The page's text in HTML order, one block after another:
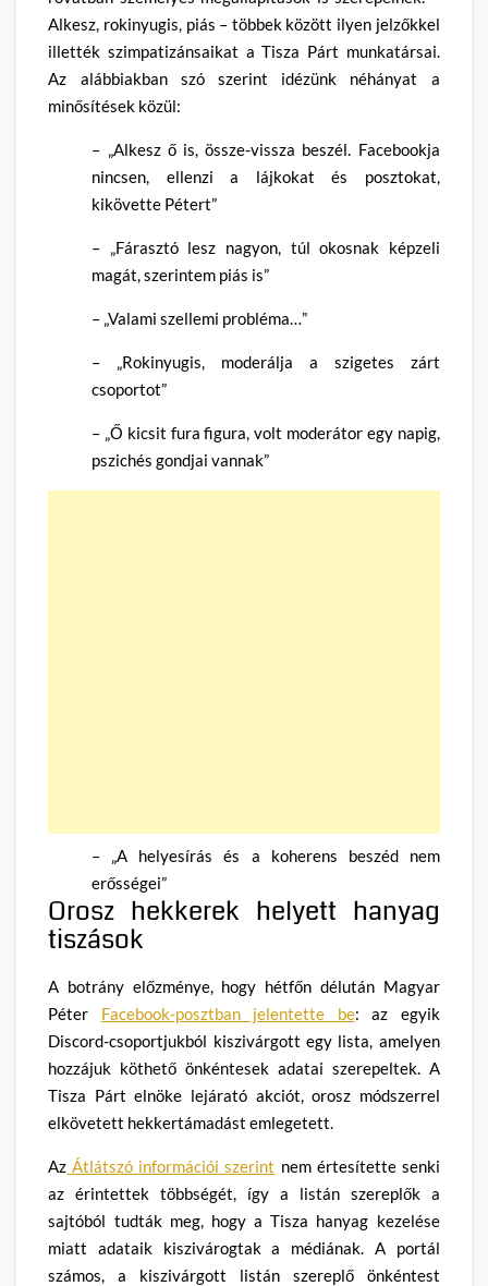
Alkesz, rokinyugis, piás – többek között ilyen jelzőkkel
illették szimpatizánsaikat a Tisza Párt munkatársai.
Az alábbiakban szó szerint idézünk néhányat a
minősítések közül:
– „Alkesz ő is, össze-vissza beszél. Facebookja
nincsen, ellenzi a lájkokat és posztokat,
kikövette Pétert”
– „Fárasztó lesz nagyon, túl okosnak képzeli
magát, szerintem piás is”
– „Valami szellemi probléma…”
– „Rokinyugis, moderálja a szigetes zárt
csoportot”
– „Ő kicsit fura figura, volt moderátor egy napig,
pszichés gondjai vannak”
– „A helyesírás és a koherens beszéd nem
erősségei”
Orosz hekkerek helyett hanyag
tiszások
A botrány előzménye, hogy hétfőn délután Magyar
Péter Facebook-posztban jelentette be: az egyik
Discord-csoportjukból kiszivárgott egy lista, amelyen
hozzájuk köthető önkéntesek adatai szerepeltek. A
Tisza Párt elnöke lejárató akciót, orosz módszerrel
elkövetett hekkertámadást emlegetett.
Az Átlátszó információi szerint nem értesítette senki
az érintettek többségét, így a listán szereplők a
sajtóból tudták meg, hogy a Tisza hanyag kezelése
miatt adataik kiszivárogtak a médiának. A portál
számos, a kiszivárgott listán szereplő önkéntest